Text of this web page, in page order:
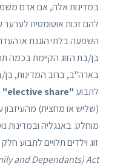
במדינות אלה, אם אדם
להם זכות אוטומטית
השפעה בלתי הוגנת או
בן/בת הזוג הקיימת בכמה
בארה"ב, ברוב המדינות, בן/
לתבוע "elective share"
(שליש או מחצית) מהעיזבון
מוחלט. באנגליה ובמדינות
זוג וילדים תלויים לתבוע
and Dependants) Act